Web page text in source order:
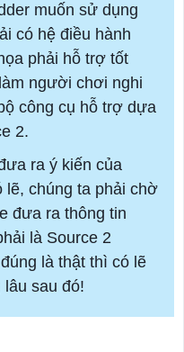
muốn sử dụng
có hệ điều hành
phải hỗ trợ tốt
người chơi nghi
công cụ hỗ trợ dựa
2.
ra ý kiến của
lẽ, chúng ta phải chờ
đưa ra thông tin
là Source 2
là thật thì có lẽ
lâu sau đó!